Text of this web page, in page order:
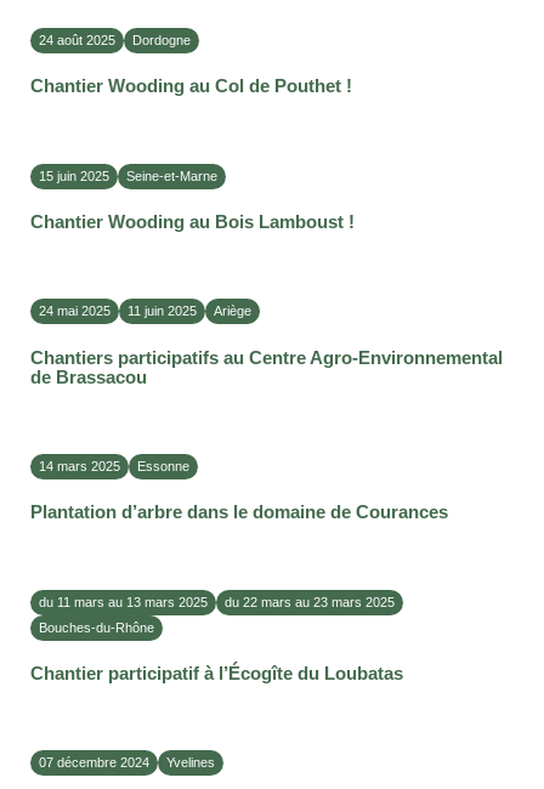
24 août 2025 Dordogne
Chantier Wooding au Col de Pouthet !
15 juin 2025 Seine-et-Marne
Chantier Wooding au Bois Lamboust !
24 mai 2025 11 juin 2025 Ariège
Chantiers participatifs au Centre Agro-Environnemental
de Brassacou
14 mars 2025 Essonne
Plantation d’arbre dans le domaine de Courances
du 11 mars au 13 mars 2025
du 22 mars au 23 mars 2025
Bouches-du-Rhône
Chantier participatif à l’Écogîte du Loubatas
07 décembre 2024 Yvelines